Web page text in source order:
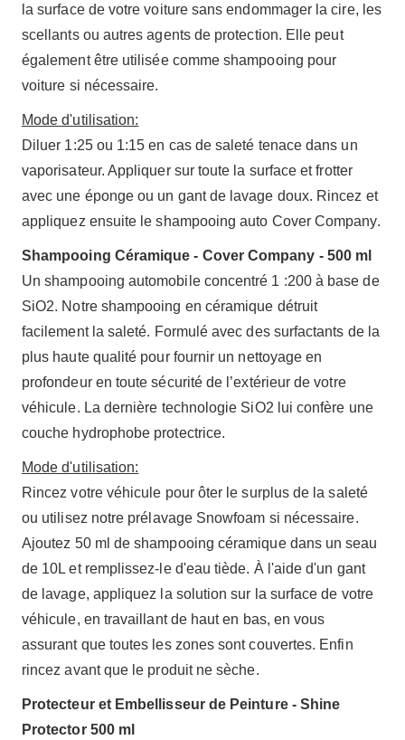
la surface de votre voiture sans endommager la cire, les
scellants ou autres agents de protection. Elle peut
également être utilisée comme shampooing pour
voiture si nécessaire.
Mode d'utilisation:
Diluer 1:25 ou 1:15 en cas de saleté tenace dans un
vaporisateur. Appliquer sur toute la surface et frotter
avec une éponge ou un gant de lavage doux. Rincez et
appliquez ensuite le shampooing auto Cover Company.
Shampooing Céramique - Cover Company - 500 ml
Un shampooing automobile concentré 1 :200 à base de
SiO2. Notre shampooing en céramique détruit
facilement la saleté. Formulé avec des surfactants de la
plus haute qualité pour fournir un nettoyage en
profondeur en toute sécurité de l’extérieur de votre
véhicule. La dernière technologie SiO2 lui confère une
couche hydrophobe protectrice.
Mode d'utilisation:
Rincez votre véhicule pour ôter le surplus de la saleté
ou utilisez notre prélavage Snowfoam si nécessaire.
Ajoutez 50 ml de shampooing céramique dans un seau
de 10L et remplissez-le d'eau tiède. À l'aide d'un gant
de lavage, appliquez la solution sur la surface de votre
véhicule, en travaillant de haut en bas, en vous
assurant que toutes les zones sont couvertes. Enfin
rincez avant que le produit ne sèche.
Protecteur et Embellisseur de Peinture - Shine
Protector 500 ml